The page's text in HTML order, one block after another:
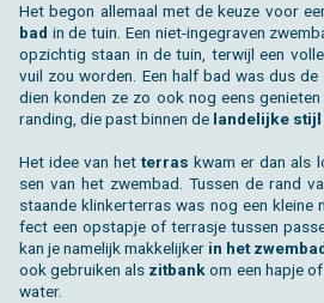
Het begon al­le­maal met de keuze voor
bad in de tuin. Een niet-in­ge­gra­ven
op­zich­tig staan in de tuin, ter­wijl een
vuil zou wor­den. Een half bad was dus
dien kon­den ze zo ook nog eens
ran­ding, die past bin­nen de lan­de­lij­ke stijl
Het idee van het ter­ras kwam er dan als
sen van het zwem­bad. Tus­sen de rand
staan­de klin­ker­ter­ras was nog een
fect een op­stap­je of ter­ras­je tus­sen
kan je na­me­lijk mak­ke­lij­ker in het
ook ge­brui­ken als zit­bankom een hapje
water.